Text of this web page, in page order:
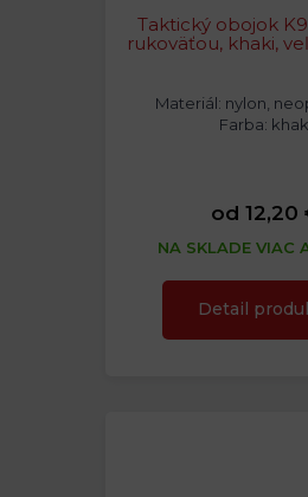
Taktický obojok
rukoväťou, khaki,
Materiál: nylon,
Farba:
od 12,20
NA SKLADE VIAC
Detail